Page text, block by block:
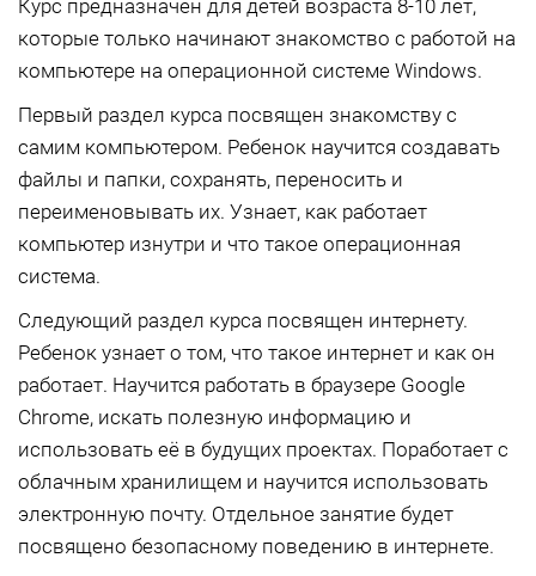
Курс предназначен для детей возраста 8-10 лет,
которые только начинают знакомство с работой на
компьютере на операционной системе Windows.
Первый раздел курса посвящен знакомству с
самим компьютером. Ребенок научится создавать
файлы и папки, сохранять, переносить и
переименовывать их. Узнает, как работает
компьютер изнутри и что такое операционная
система.
Следующий раздел курса посвящен интернету.
Ребенок узнает о том, что такое интернет и как он
работает. Научится работать в браузере Google
Chrome, искать полезную информацию и
использовать её в будущих проектах. Поработает с
облачным хранилищем и научится использовать
электронную почту. Отдельное занятие будет
посвящено безопасному поведению в интернете.